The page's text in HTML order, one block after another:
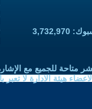
متاحة للجميع مع
هيئة الادارة لا